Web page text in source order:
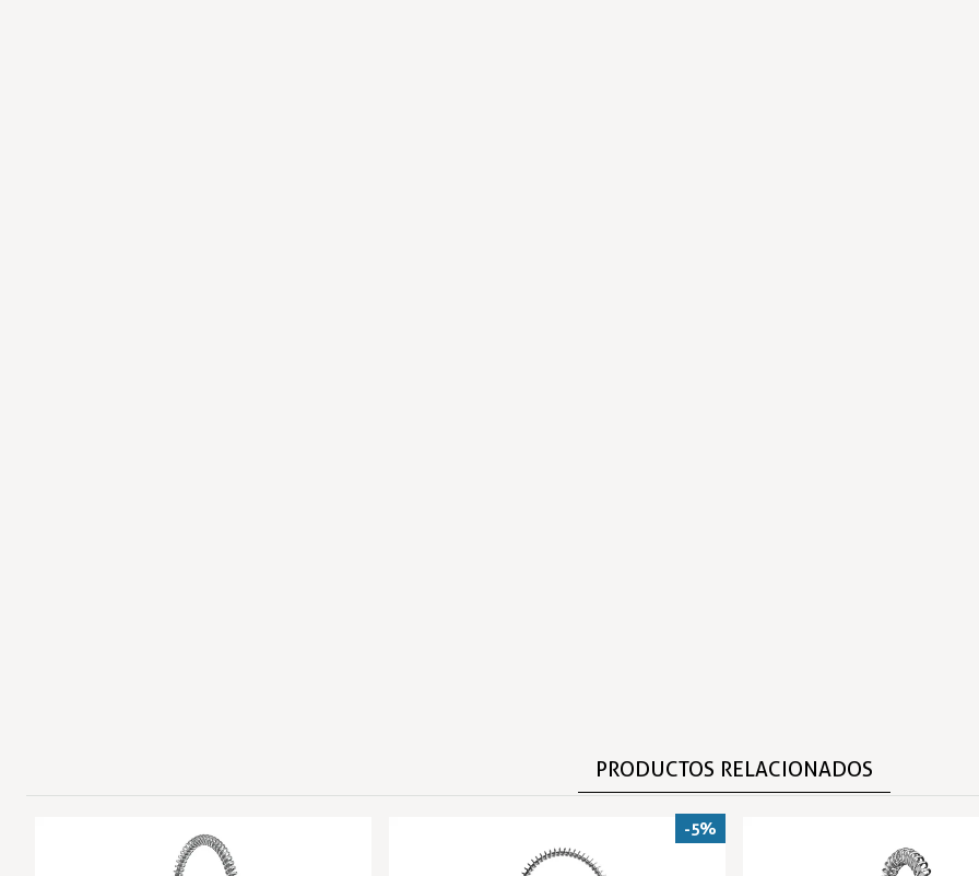
PRODUCTOS RELACIONADOS
-5%